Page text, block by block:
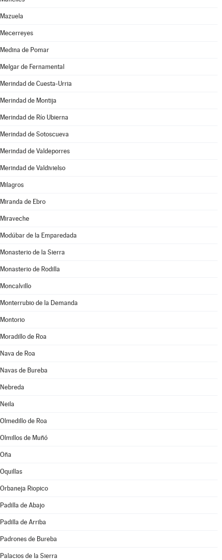
Mazuela
Mecerreyes
Medina de Pomar
Melgar de Fernamental
Merindad de Cuesta-Urria
Merindad de Montija
Merindad de Río Ubierna
Merindad de Sotoscueva
Merindad de Valdeporres
Merindad de Valdivielso
Milagros
Miranda de Ebro
Miraveche
Modúbar de la Emparedada
Monasterio de la Sierra
Monasterio de Rodilla
Moncalvillo
Monterrubio de la Demanda
Montorio
Moradillo de Roa
Nava de Roa
Navas de Bureba
Nebreda
Neila
Olmedillo de Roa
Olmillos de Muñó
Oña
Oquillas
Orbaneja Riopico
Padilla de Abajo
Padilla de Arriba
Padrones de Bureba
Palacios de la Sierra